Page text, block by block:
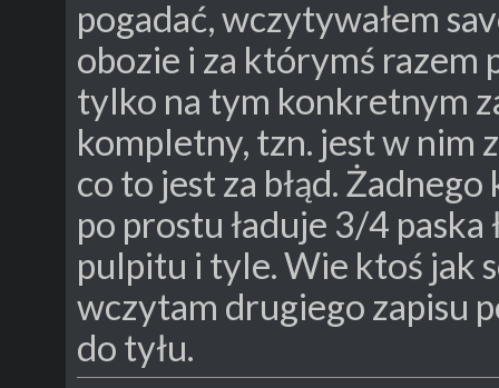
pogadać, wczytywałem
obozie i za którymś razem
tylko na tym konkretnym
kompletny, tzn. jest w nim
co to jest za błąd.
po prostu ładuje 3/4
pulpitu i tyle. Wie ktoś jak
wczytam drugiego zapisu
do tyłu.